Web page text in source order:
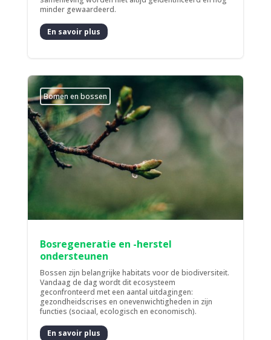
minder gewaardeerd.
En savoir plus
Bomen en bossen
Bosregeneratie en -herstel
ondersteunen
Bossen zijn belangrijke habitats voor de biodiversiteit.
Vandaag de dag wordt dit ecosysteem
geconfronteerd met een aantal uitdagingen:
gezondheidscrises en onevenwichtigheden in zijn
functies (sociaal, ecologisch en economisch).
En savoir plus